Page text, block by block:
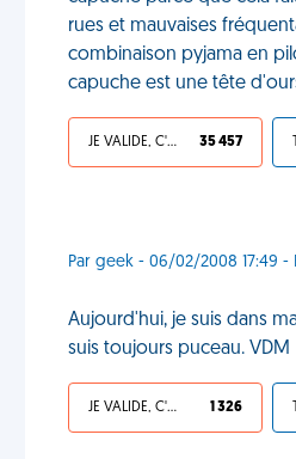
rues et mauvaises
combinaison pyjama en
capuche est une tête
JE VALIDE, C'EST UNE VDM 35 457
Par geek - 06/02/2008 17:49 -
Aujourd'hui, je suis dans
suis toujours puceau. VDM
JE VALIDE, C'EST UNE VDM 1 326